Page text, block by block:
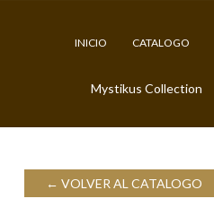
INICIO CATALOGO
Mystikus Collection
VOLVER AL CATALOGO